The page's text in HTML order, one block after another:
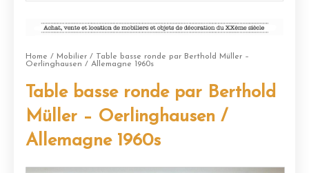
Home / Mobilier / Table basse ronde par Berthold Müller –
Oerlinghausen / Allemagne 1960s
Table basse ronde par Berthold
Müller – Oerlinghausen /
Allemagne 1960s